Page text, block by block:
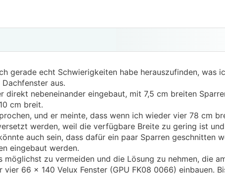
gerade echt Schwierigkeiten habe herauszufinden, was
aus.
direkt nebeneinander eingebaut, mit 7,5 cm breiten
cm breit.
und er meinte, dass wenn ich wieder vier 78 cm
werden, weil die verfügbare Breite zu gering ist
auch sein, dass dafür ein paar Sparren geschnitten
eingebaut werden.
möglichst zu vermeiden und die Lösung zu nehmen, die
66 × 140 Velux Fenster (GPU FK08 0066) einbauen.